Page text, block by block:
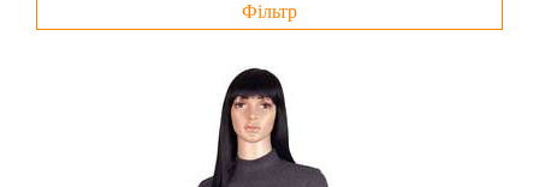
Фільтр